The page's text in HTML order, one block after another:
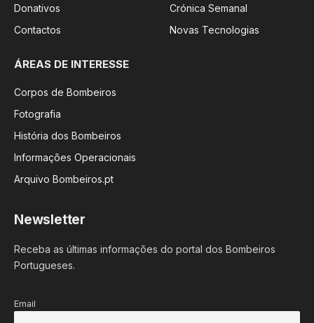
Donativos
Contactos
Crónica Semanal
Novas Tecnologias
ÁREAS DE INTERESSE
Corpos de Bombeiros
Fotografia
História dos Bombeiros
Informações Operacionais
Arquivo Bombeiros.pt
Newsletter
Receba as últimas informações do portal dos Bombeiros
Portugueses.
Email